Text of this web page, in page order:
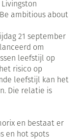
ambitious about
21 september
om
leefstijl op
risico op
leefstijl kan het
Die relatie is
en bestaat er
en hot spots